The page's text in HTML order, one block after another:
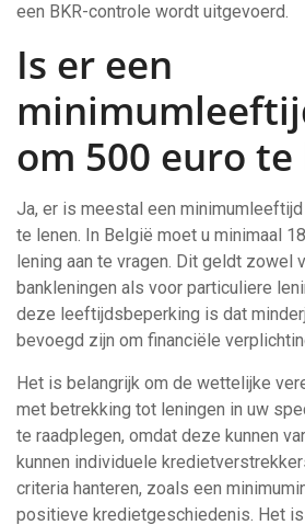
een BKR-controle wordt uitgevoerd.
Is er een
om 500 euro te
Ja, er is meestal een
te lenen. In België moet u minimaal
lening aan te vragen. Dit geldt zowel
bankleningen als voor particuliere
deze leeftijdsbeperking is dat
bevoegd zijn om financiële
Het is belangrijk om de wettelijke
met betrekking tot leningen in uw
te raadplegen, omdat deze kunnen
kunnen individuele
criteria hanteren, zoals een
positieve kredietgeschiedenis. Het